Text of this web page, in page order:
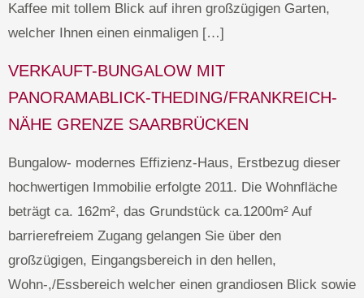
Kaffee mit tollem Blick auf ihren großzügigen Garten,
welcher Ihnen einen einmaligen […]
VERKAUFT-BUNGALOW MIT
PANORAMABLICK-THEDING/FRANKREICH-
NÄHE GRENZE SAARBRÜCKEN
Bungalow- modernes Effizienz-Haus, Erstbezug dieser
hochwertigen Immobilie erfolgte 2011. Die Wohnfläche
beträgt ca. 162m², das Grundstück ca.1200m² Auf
barrierefreiem Zugang gelangen Sie über den
großzügigen, Eingangsbereich in den hellen,
Wohn-,/Essbereich welcher einen grandiosen Blick sowie